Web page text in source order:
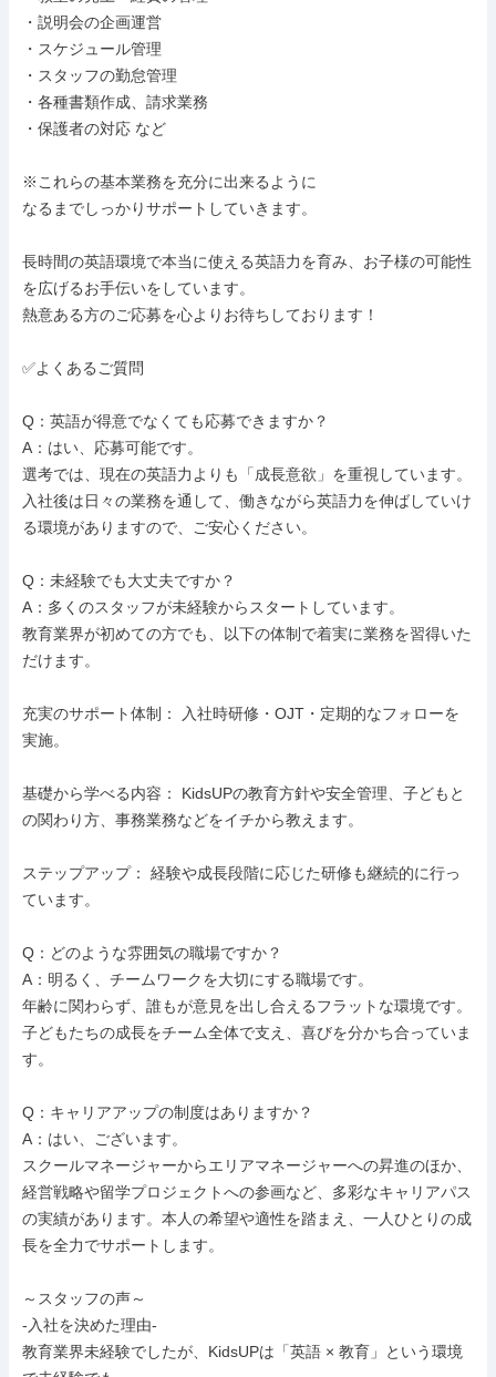
・説明会の企画運営
・スケジュール管理
・スタッフの勤怠管理
・各種書類作成、請求業務
・保護者の対応 など
※これらの基本業務を充分に出来るように
なるまでしっかりサポートしていきます。
長時間の英語環境で本当に使える英語力を育み、お子様の可能性
を広げるお手伝いをしています。
熱意ある方のご応募を心よりお待ちしております！
✅よくあるご質問
Q：英語が得意でなくても応募できますか？
A：はい、応募可能です。
選考では、現在の英語力よりも「成長意欲」を重視しています。
入社後は日々の業務を通して、働きながら英語力を伸ばしていけ
る環境がありますので、ご安心ください。
Q：未経験でも大丈夫ですか？
A：多くのスタッフが未経験からスタートしています。
教育業界が初めての方でも、以下の体制で着実に業務を習得いた
だけます。
充実のサポート体制： 入社時研修・OJT・定期的なフォローを
実施。
基礎から学べる内容： KidsUPの教育方針や安全管理、子どもと
の関わり方、事務業務などをイチから教えます。
ステップアップ： 経験や成長段階に応じた研修も継続的に行っ
ています。
Q：どのような雰囲気の職場ですか？
A：明るく、チームワークを大切にする職場です。
年齢に関わらず、誰もが意見を出し合えるフラットな環境です。
子どもたちの成長をチーム全体で支え、喜びを分かち合っていま
す。
Q：キャリアアップの制度はありますか？
A：はい、ございます。
スクールマネージャーからエリアマネージャーへの昇進のほか、
経営戦略や留学プロジェクトへの参画など、多彩なキャリアパス
の実績があります。本人の希望や適性を踏まえ、一人ひとりの成
長を全力でサポートします。
～スタッフの声～
-入社を決めた理由-
教育業界未経験でしたが、KidsUPは「英語 × 教育」という環境